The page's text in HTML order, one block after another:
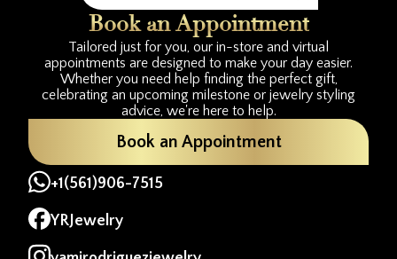
Book an Appointment
Tailored just for you, our in-store and virtual
appointments are designed to make your day easier.
Whether you need help finding the perfect gift,
celebrating an upcoming milestone or jewelry styling
advice, we're here to help.
Book an Appointment
+1(561)906-7515
YRJewelry